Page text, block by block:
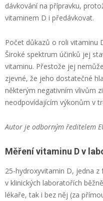
dávkování na přípravku,
vitaminem D i předávkovat.
Počet důkazů o roli vitaminu
Široké spektrum účinků jej
vitaminu. Přestože jej
zjevné, že jeho dostatečné
některým negativním vlivům
neodpovídajícím výkonům v
Autor je odborným ředitelem
Měření vitaminu D v
25-hydroxyvitamin D, jedna
v klinických laboratořích
lékaře, tak i bez něj (za